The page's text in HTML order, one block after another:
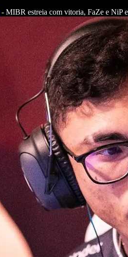
- MIBR estreia com vitoria, FaZe e NiP